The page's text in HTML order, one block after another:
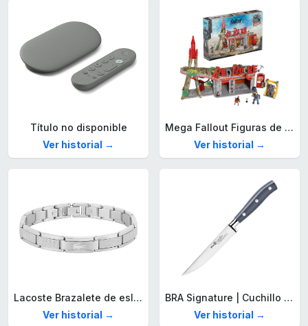
Título no disponible
Ver historial →
Mega Fallout Figuras de acción y Juguetes de construcción, Parada de Camiones Red Rocket con 824 Piezas, 2 Personajes articulados y Accesorios, para coleccionistas, HXT00
Ver historial →
Lacoste Brazalete de eslabón para Hombre Colección STENCIL de Acero inoxidable
Ver historial →
BRA Signature | Cuchillo tomatero 120 mm, Acero Inoxidable alemán forjado con Molibdeno Vanadio, Mango Remachado ABS, Diseño Ergonómico, Hoja 1,6 mm espesor
Ver historial →